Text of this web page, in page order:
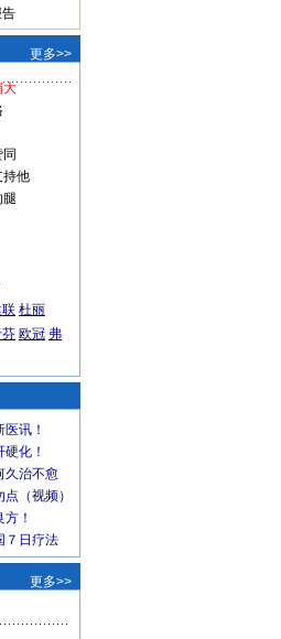
更多>>
大
持他
杜丽
欧冠 弗
更多>>